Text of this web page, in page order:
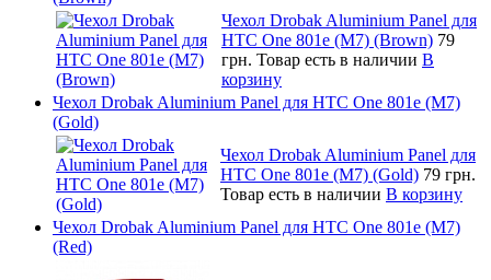
Чехол Drobak Aluminium Panel для
HTC One 801e (M7) (Brown) 79
грн. Товар есть в наличии В
корзину
Чехол Drobak Aluminium Panel для HTC One 801e (M7)
(Gold)
Чехол Drobak Aluminium Panel для
HTC One 801e (M7) (Gold) 79 грн.
Товар есть в наличии В корзину
Чехол Drobak Aluminium Panel для HTC One 801e (M7)
(Red)